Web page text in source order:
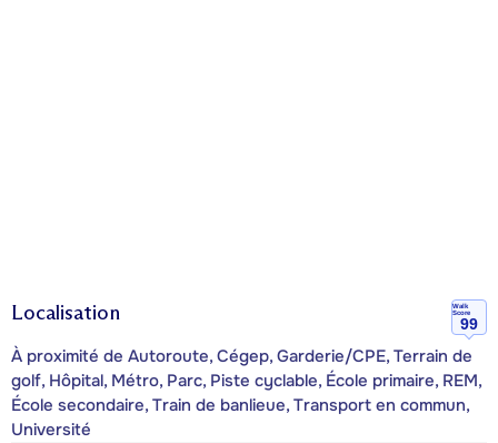
Localisation
Walk
Score
99
À proximité de Autoroute, Cégep, Garderie/CPE, Terrain de
golf, Hôpital, Métro, Parc, Piste cyclable, École primaire, REM,
École secondaire, Train de banlieue, Transport en commun,
Université